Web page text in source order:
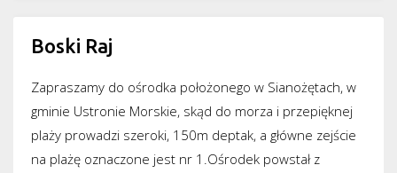
Boski Raj
Zapraszamy do ośrodka położonego w Sianożętach, w
gminie Ustronie Morskie, skąd do morza i przepięknej
plaży prowadzi szeroki, 150m deptak, a główne zejście
na plażę oznaczone jest nr 1.Ośrodek powstał z